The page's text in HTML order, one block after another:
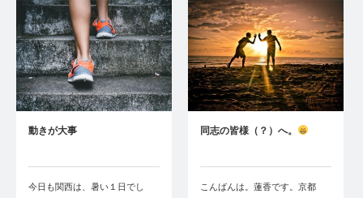
動きが大事
今日も関西は、暑い１日でし
同志の皆様（？）へ。
こんばんは。蓮香です。京都